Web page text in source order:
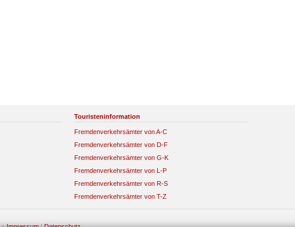
Touristeninformation
Fremdenverkehrsämter von A-C
Fremdenverkehrsämter von D-F
Fremdenverkehrsämter von G-K
Fremdenverkehrsämter von L-P
Fremdenverkehrsämter von R-S
Fremdenverkehrsämter von T-Z